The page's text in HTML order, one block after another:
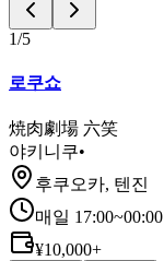
1/5
로쿠쇼
焼肉劇場 六笑
야키니쿠•
후쿠오카, 텐진
매일 17:00~00:00
¥10,000+